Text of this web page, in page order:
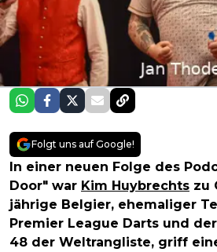
Folgt uns auf Google!
In einer neuen Folge des
Door" war Kim Huybrechts zu
jährige Belgier, ehemaliger
Premier League Darts und
48 der Weltrangliste, griff